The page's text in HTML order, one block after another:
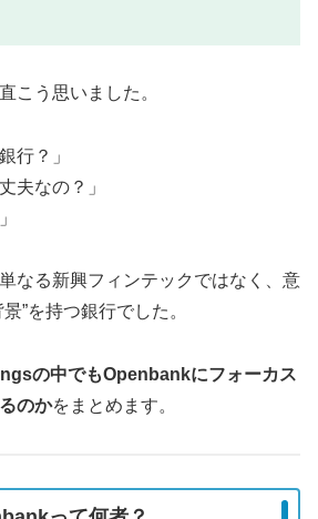
こう思いました。
行？」
夫なの？」
なる新興フィンテックではなく、意
”を持つ銀行でした。
の中でもOpenbankにフォーカス
のかをまとめます。